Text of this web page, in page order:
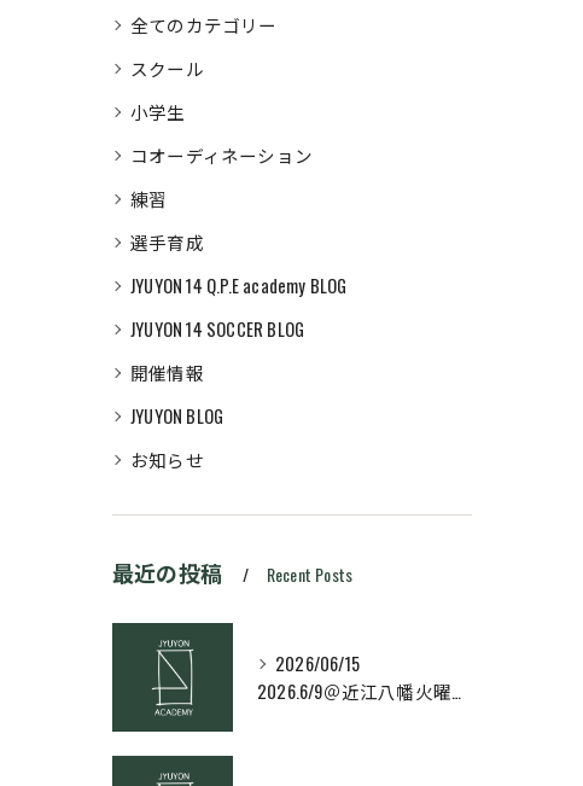
全てのカテゴリー
スクール
小学生
コオーディネーション
練習
選手育成
JYUYON 14 Q.P.E academy BLOG
JYUYON 14 SOCCER BLOG
開催情報
JYUYON BLOG
お知らせ
最近の投稿 Recent Posts
2026/06/15
2026.6/9＠近江八幡火曜日校スキルコース